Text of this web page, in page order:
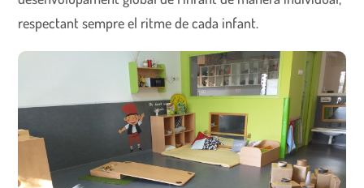
respectant sempre el ritme de cada infant.